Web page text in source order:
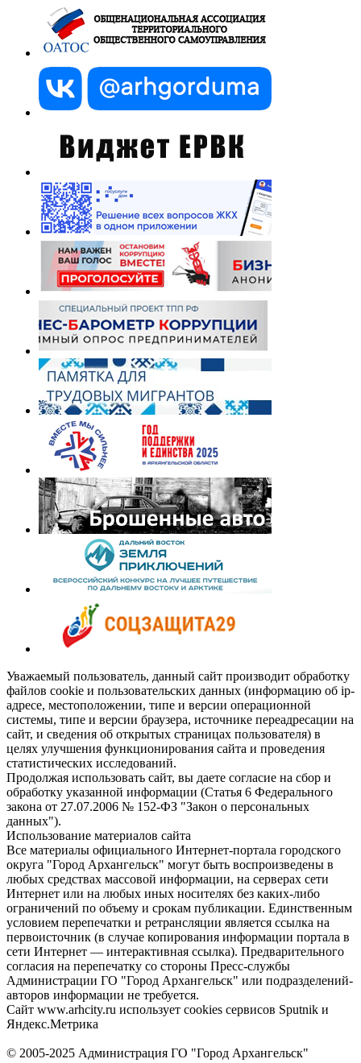
Уважаемый пользователь, данный сайт производит обработку
файлов cookie и пользовательских данных (информацию об ip-
адресе, местоположении, типе и версии операционной
системы, типе и версии браузера, источнике переадресации на
сайт, и сведения об открытых страницах пользователя) в
целях улучшения функционирования сайта и проведения
статистических исследований.
Продолжая использовать сайт, вы даете согласие на сбор и
обработку указанной информации (Статья 6 Федерального
закона от 27.07.2006 № 152-ФЗ "Закон о персональных
данных").
Использование материалов сайта
Все материалы официального Интернет-портала городского
округа "Город Архангельск" могут быть воспроизведены в
любых средствах массовой информации, на серверах сети
Интернет или на любых иных носителях без каких-либо
ограничений по объему и срокам публикации. Единственным
условием перепечатки и ретрансляции является ссылка на
первоисточник (в случае копирования информации портала в
сети Интернет — интерактивная ссылка). Предварительного
согласия на перепечатку со стороны Пресс-службы
Администрации ГО "Город Архангельск" или подразделений-
авторов информации не требуется.
Сайт www.arhcity.ru использует cookies сервисов Sputnik и
Яндекс.Метрика
© 2005-2025 Администрация ГО "Город Архангельск"